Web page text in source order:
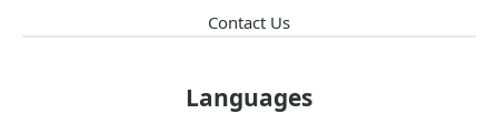
Contact Us
Languages